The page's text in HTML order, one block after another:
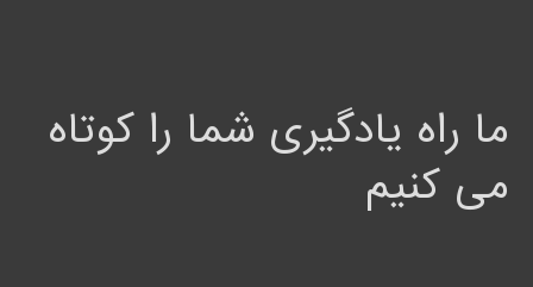
ما راه یادگیری شما را کوتاه
می کنیم